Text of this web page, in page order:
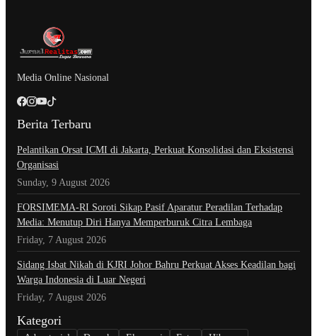
Media Online Nasional
Berita Terbaru
Pelantikan Orsat ICMI di Jakarta, Perkuat Konsolidasi dan Eksistensi
Organisasi
Sunday, 9 August 2026
​FORSIMEMA-RI Soroti Sikap Pasif Aparatur Peradilan Terhadap
Media: Menutup Diri Hanya Memperburuk Citra Lembaga
Friday, 7 August 2026
Sidang Isbat Nikah di KJRI Johor Bahru Perkuat Akses Keadilan bagi
Warga Indonesia di Luar Negeri
Friday, 7 August 2026
Kategori